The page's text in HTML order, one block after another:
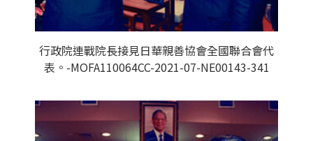
行政院連戰院長接見日華親善協會全國聯合會代
表。-MOFA110064CC-2021-07-NE00143-341